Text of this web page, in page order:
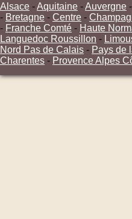
Alsace -Aquitaine -Auvergne -
- Bretagne - Centre -
- Franche Comté - Haute
Languedoc Roussillon -
Nord Pas de Calais - Pays de
Charentes - Provence Alpes